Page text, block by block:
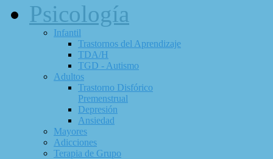
Psicología
Infantil
Trastornos del Aprendizaje
TDA/H
TGD - Autismo
Adultos
Trastorno Disfórico
Premenstrual
Depresión
Ansiedad
Mayores
Adicciones
Terapia de Grupo